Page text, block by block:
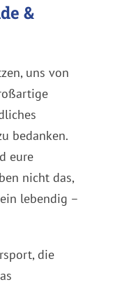
&
uns von
bedanken.
eure
nicht das,
lebendig –
die